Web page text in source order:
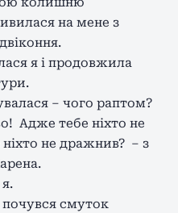
на мене з
я і продовжила
– чого раптом?
Адже тебе ніхто не
не дражнив? – з
почувся смуток